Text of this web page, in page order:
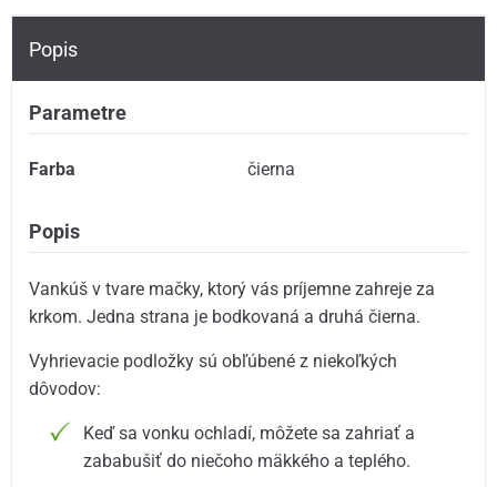
Popis
Parametre
Farba čierna
Popis
Vankúš v tvare mačky, ktorý vás príjemne zahreje za
krkom. Jedna strana je bodkovaná a druhá čierna.
Vyhrievacie podložky sú obľúbené z niekoľkých
dôvodov:
Keď sa vonku ochladí, môžete sa zahriať a
zababušiť do niečoho mäkkého a teplého.